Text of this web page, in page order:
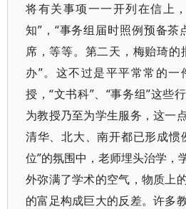
将有关事项一一开列在信上
知”，“事务组届时照例预备茶
席，等等。第二天，梅贻琦的
办”。这不过是平平常常的一
授，“文书科”、“事务组”这些
为教授乃至为学生服务，这一
清华、北大、南开都已形成惯
位”的氛围中，老师埋头治学，
外弥满了学术的空气，物质上
的富足构成巨大的反差。许多